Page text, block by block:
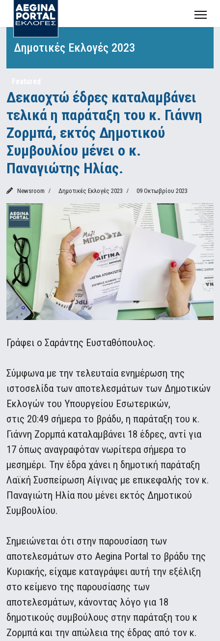
Δημοτικές Εκλογές 2023
Δεκαοχτώ έδρες καταλαμβάνει
τελικά η παράταξη του κ. Γιάννη
Ζορμπά, εκτός Δημοτικού
Συμβουλίου μένει ο κ.
Παναγιώτης Ηλίας.
Newsroom Δημοτικές Εκλογές 2023 09 Οκτωβρίου 2023
Γράφει ο Σαράντης Ευσταθόπουλος.
Σύμφωνα με την τελευταία ενημέρωση της
ιστοσελίδα των αποτελεσμάτων των Δημοτικών
Εκλογών του Υπουργείου Εσωτερικών,
στις 20:49 σήμερα το βράδυ, η παράταξη του κ.
Γιάννη Ζορμπά καταλαμβάνει 18 έδρες, αντί για
17 όπως αναγραφόταν νωρίτερα σήμερα το
μεσημέρι. Την έδρα χάνει η δημοτική παράταξη
Λαϊκή Συσπείρωση Αίγινας με επικεφαλής τον κ.
Παναγιώτη Ηλία που μένει εκτός Δημοτικού
Συμβουλίου.
Σημειώνεται ότι στην παρουσίαση των
αποτελεσμάτων στο Aegina Portal το βράδυ της
Κυριακής, είχαμε καταγράψει αυτή την εξέλιξη
στο κείμενο της παρουσίασης των
αποτελεσμάτων, κάνοντας λόγο για 18
δημοτικούς συμβούλους στην παράταξη του κ
Ζορμπά και την απώλεια της έδρας από τον κ.